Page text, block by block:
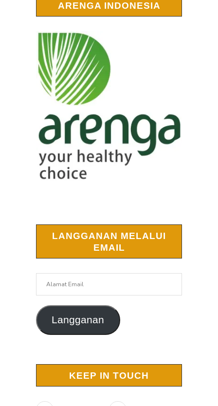
ARENGA INDONESIA
LANGGANAN MELALUI
EMAIL
Langganan
KEEP IN TOUCH